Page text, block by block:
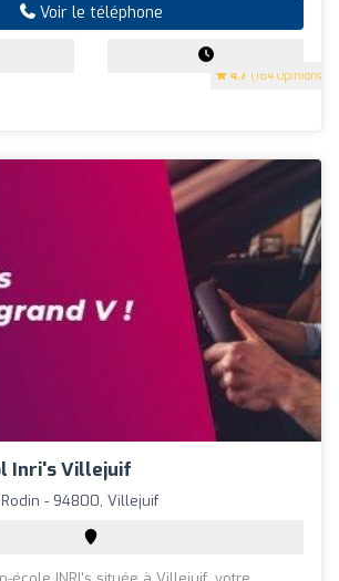
4.7 (164 Opinions)
Voir le téléphone
Inri's Villejuif
- 94800, Villejuif